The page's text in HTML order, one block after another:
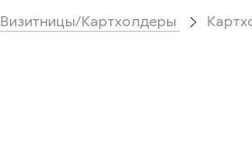
Визитницы/Картхолдеры